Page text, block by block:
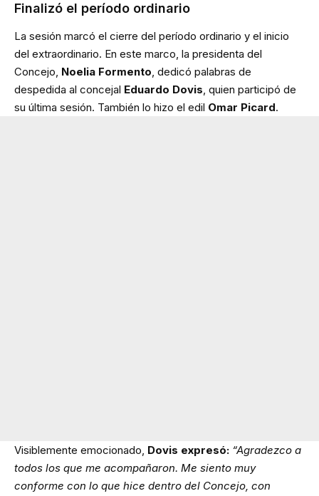
Finalizó el período ordinario
La sesión marcó el cierre del período ordinario y el inicio
del extraordinario. En este marco, la presidenta del
Concejo, Noelia Formento, dedicó palabras de
despedida al concejal Eduardo Dovis, quien participó de
su última sesión. También lo hizo el edil Omar Picard.
Visiblemente emocionado, Dovis expresó: “Agradezco a
todos los que me acompañaron. Me siento muy
conforme con lo que hice dentro del Concejo, con